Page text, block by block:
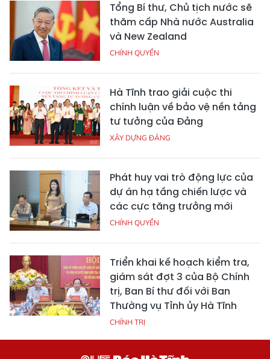
Tổng Bí thư, Chủ tịch nước sẽ
thăm cấp Nhà nước Australia
và New Zealand
CHÍNH QUYỀN
Hà Tĩnh trao giải cuộc thi
chính luận về bảo vệ nền tảng
tư tưởng của Đảng
XÂY DỰNG ĐẢNG
Phát huy vai trò động lực của
dự án hạ tầng chiến lược và
các cực tăng trưởng mới
CHÍNH QUYỀN
Triển khai kế hoạch kiểm tra,
giám sát đợt 3 của Bộ Chính
trị, Ban Bí thư đối với Ban
Thường vụ Tỉnh ủy Hà Tĩnh
CHÍNH TRỊ